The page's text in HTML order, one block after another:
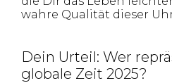
wahre Qualität dieser
Dein Urteil: Wer
globale Zeit 2025?